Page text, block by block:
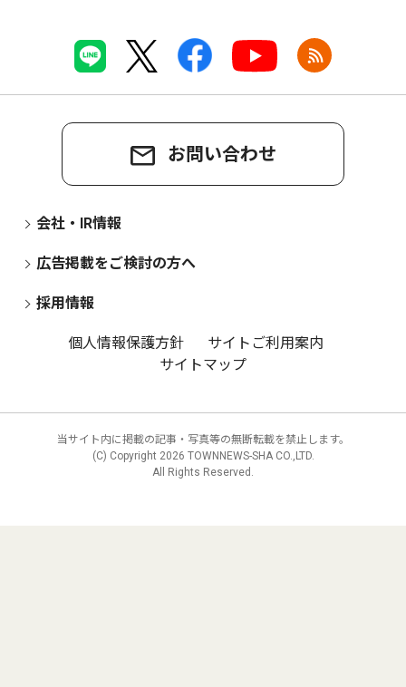
お問い合わせ
会社・IR情報
広告掲載をご検討の方へ
採用情報
個人情報保護方針
サイトご利用案内
サイトマップ
当サイト内に掲載の記事・写真等の無断転載を禁止します。
(C) Copyright 2026 TOWNNEWS-SHA CO.,LTD.
All Rights Reserved.